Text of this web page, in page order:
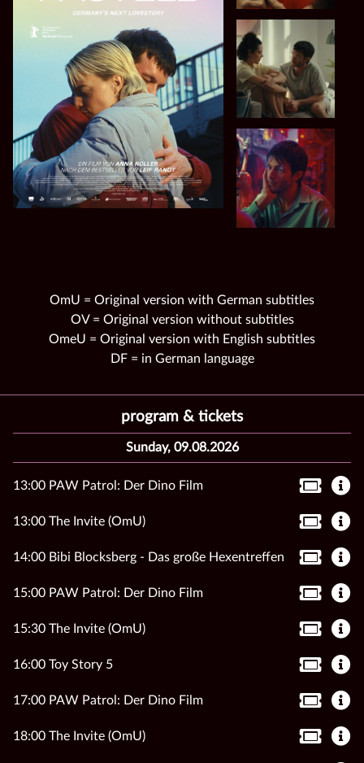
OmU = Original version with German subtitles
OV = Original version without subtitles
OmeU = Original version with English subtitles
DF = in German language
program & tickets
Sunday, 09.08.2026
13:00 PAW Patrol: Der Dino Film
13:00 The Invite (OmU)
14:00 Bibi Blocksberg - Das große Hexentreffen
15:00 PAW Patrol: Der Dino Film
15:30 The Invite (OmU)
16:00 Toy Story 5
17:00 PAW Patrol: Der Dino Film
18:00 The Invite (OmU)